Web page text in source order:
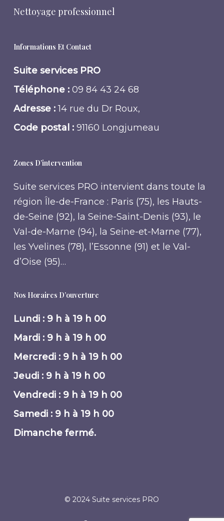
Nettoyage professionnel
Informations Et Contact
Suite services PRO
Téléphone :09 84 43 24 68
Adresse :14 rue du Dr Roux,
Code postal : 91160 Longjumeau
Zones D’intervention
Suite services PRO intervient dans toute la
région Île-de-France : Paris (75), les Hauts-
de-Seine (92), la Seine-Saint-Denis (93), le
Val-de-Marne (94), la Seine-et-Marne (77),
les Yvelines (78), l’Essonne (91) et le Val-
d’Oise (95)…
Nos Horaires D’ouverture
Lundi : 9 h à 19 h 00
Mardi : 9 h à 19 h 00
Mercredi : 9 h à 19 h 00
Jeudi : 9 h à 19 h 00
Vendredi : 9 h à 19 h 00
Samedi : 9 h à 19 h 00
Dimanche fermé.
© 2024 Suite services PRO